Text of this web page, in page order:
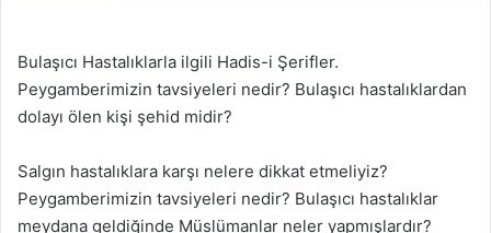
Bulaşıcı Hastalıklarla ilgili Hadis-i Şerifler.
Peygamberimizin tavsiyeleri nedir? Bulaşıcı hastalıklardan
dolayı ölen kişi şehid midir?
Salgın hastalıklara karşı nelere dikkat etmeliyiz?
Peygamberimizin tavsiyeleri nedir? Bulaşıcı hastalıklar
meydana geldiğinde Müslümanlar neler yapmışlardır?